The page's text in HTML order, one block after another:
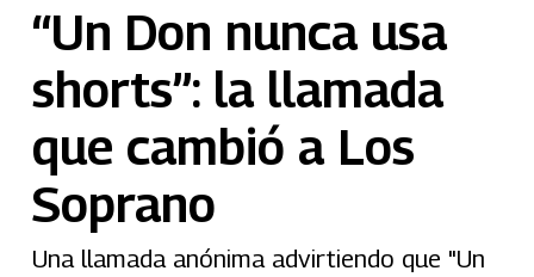
“Un Don nunca usa
shorts”: la llamada
que cambió a Los
Soprano
Una llamada anónima advirtiendo que "Un